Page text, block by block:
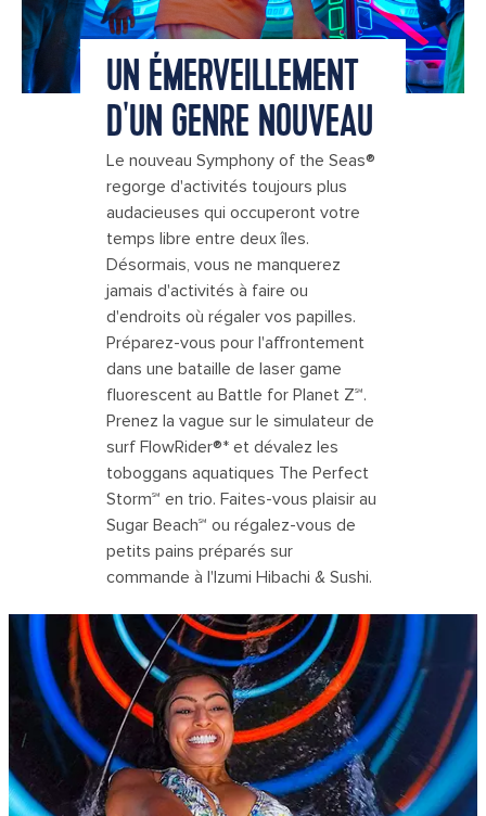
UN ÉMERVEILLEMENT
D'UN GENRE NOUVEAU
Le nouveau Symphony of the Seas®
regorge d'activités toujours plus
audacieuses qui occuperont votre
temps libre entre deux îles.
Désormais, vous ne manquerez
jamais d'activités à faire ou
d'endroits où régaler vos papilles.
Préparez-vous pour l'affrontement
dans une bataille de laser game
fluorescent au Battle for Planet Z℠.
Prenez la vague sur le simulateur de
surf FlowRider®* et dévalez les
toboggans aquatiques The Perfect
Storm℠ en trio. Faites-vous plaisir au
Sugar Beach℠ ou régalez-vous de
petits pains préparés sur
commande à l'Izumi Hibachi & Sushi.